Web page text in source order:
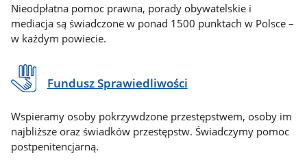
Nieodpłatna pomoc prawna, porady obywatelskie i
mediacja są świadczone w ponad 1500 punktach w Polsce –
w każdym powiecie.
Fundusz Sprawiedliwości
Wspieramy osoby pokrzywdzone przestępstwem, osoby im
najbliższe oraz świadków przestępstw. Świadczymy pomoc
postpenitencjarną.